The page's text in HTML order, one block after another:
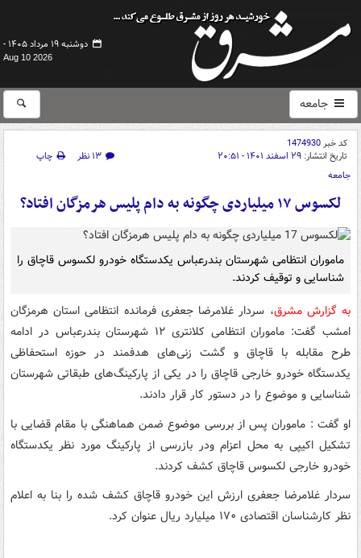
دوشنبه ۱۹ مرداد ۱۴۰۵ -
Aug 10 2026
جامعه
کد خبر1474930
تاریخ انتشار: ۲۹ اسفند ۱۴۰۱ - ۲۰:۵۱ ۱۳ نظر
چاپ
جامعه
لکسوس ۱۷ میلیاردی چگونه به دام پلیس هرمزگان افتاد؟
ماموران انتظامی شهرستان بندرعباس یکدستگاه خودرو لکسوس قاچاق را
شناسایی و توقیف کردند.
به گزارش مشرق، سردار غلامرضا جعفری فرمانده انتظامی استان هرمزگان
امشب گفت: ماموران انتظامی کلانتری ۱۲ شهرستان بندرعباس در ادامه
طرح مقابله با قاچاق و گشت زنی‌های هدفمند در حوزه استحفاظی
یکدستگاه خودرو خارجی قاچاق را در یکی از پارکینگ‌های طبقاتی شهرستان
شناسایی و موضوع را در دستور کار قرار دادند.
او گفت : ماموران پس از بررسی موضوع ضمن هماهنگی با مقام قضایی با
تشکیل اکیپی به محل اعزام ودر بازرسی از پارکینگ مورد نظر یکدستگاه
خودرو خارجی لکسوس قاچاق کشف کردند.
سردار غلامرضا جعفری ارزش این خودرو قاچاق کشف شده را بنا به اعلام
نظر کارشناسان اقتصادی ۱۷۰ میلیارد ریال عنوان کرد.